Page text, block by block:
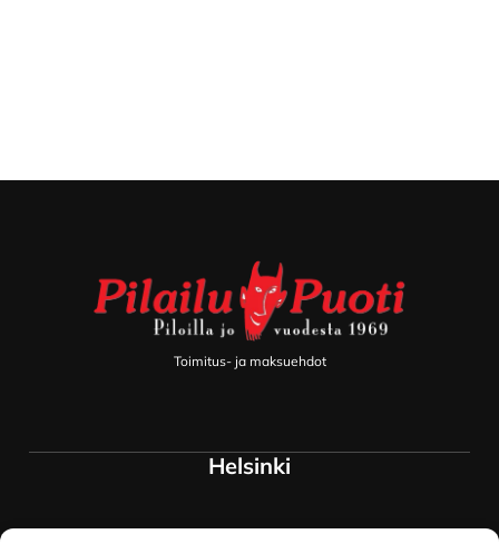
Toimitus- ja maksuehdot
Helsinki
Myymälä ja keskusvarasto